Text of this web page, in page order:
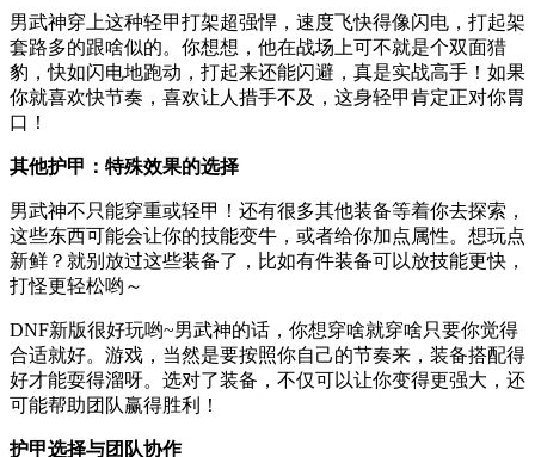
男武神穿上这种轻甲打架超强悍，速度飞快得像闪电，打起架
套路多的跟啥似的。你想想，他在战场上可不就是个双面猎
豹，快如闪电地跑动，打起来还能闪避，真是实战高手！如果
你就喜欢快节奏，喜欢让人措手不及，这身轻甲肯定正对你胃
口！
其他护甲：特殊效果的选择
男武神不只能穿重或轻甲！还有很多其他装备等着你去探索，
这些东西可能会让你的技能变牛，或者给你加点属性。想玩点
新鲜？就别放过这些装备了，比如有件装备可以放技能更快，
打怪更轻松哟～
DNF新版很好玩哟~男武神的话，你想穿啥就穿啥只要你觉得
合适就好。游戏，当然是要按照你自己的节奏来，装备搭配得
好才能耍得溜呀。选对了装备，不仅可以让你变得更强大，还
可能帮助团队赢得胜利！
护甲选择与团队协作